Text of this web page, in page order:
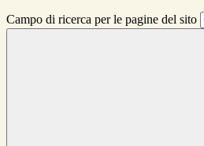
Campo di ricerca per le pagine del sito